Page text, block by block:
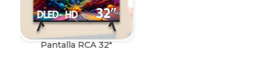
Pantalla RCA 32"